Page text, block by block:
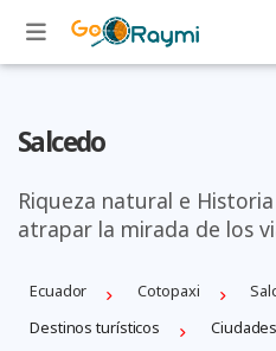
Salcedo
Riqueza natural e
atrapar la mirada de los
Ecuador Cotopaxi
Destinos turísticos
Ciudades